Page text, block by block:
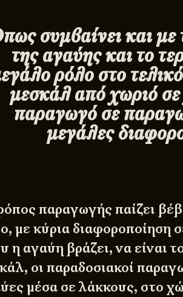
συμβαίνει και με
της αγαύης και το
ρόλο στο
μεσκάλ από χωριό
παραγωγό σε
μεγάλες
παραγωγής παίζει
με κύρια διαφοροποίηση
η αγαύη βράζει, να είναι
οι παραδοσιακοί
μέσα σε λάκκους, στο